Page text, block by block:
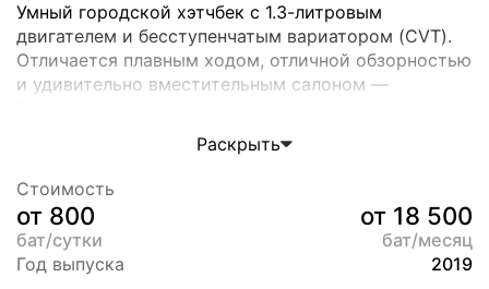
Умный городской хэтчбек с 1.3-литровым
двигателем и бесступенчатым вариатором (CVT).
Отличается плавным ходом, отличной обзорностью
и удивительно вместительным салоном —
Расход топлива около5 л/100 км
мультимедиа и фирменная надёжность Nissan
делают его отличным выбором для города и
поездок по острову.
Практичный, тихий и экономичный — комфорт
на каждый день.
Раскрыть
Стоимость
от 800
бат/сутки
от 18 500
бат/месяц
Год выпуска
2019